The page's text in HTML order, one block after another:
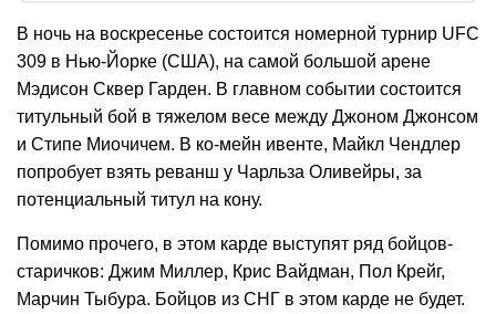
В ночь на воскресенье состоится номерной турнир UFC
309 в Нью-Йорке (США), на самой большой арене
Мэдисон Сквер Гарден. В главном событии состоится
титульный бой в тяжелом весе между Джоном Джонсом
и Стипе Миочичем. В ко-мейн ивенте, Майкл Чендлер
попробует взять реванш у Чарльза Оливейры, за
потенциальный титул на кону.
Помимо прочего, в этом карде выступят ряд бойцов-
старичков: Джим Миллер, Крис Вайдман, Пол Крейг,
Марчин Тыбура. Бойцов из СНГ в этом карде не будет.